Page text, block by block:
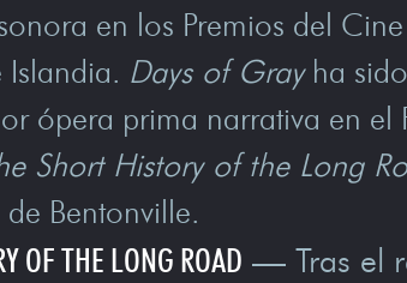
en los Premios del
Days of Grayha
ópera prima narrativa en
Short History of the Long
Bentonville.
OF THE LONG ROAD — Tras el